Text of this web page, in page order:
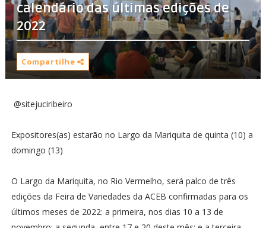
calendário das últimas edições de
2022
Compartilhe
@sitejuciribeiro
Expositores(as) estarão no Largo da Mariquita de quinta (10) a
domingo (13)
O Largo da Mariquita, no Rio Vermelho, será palco de três
edições da Feira de Variedades da ACEB confirmadas para os
últimos meses de 2022: a primeira, nos dias 10 a 13 de